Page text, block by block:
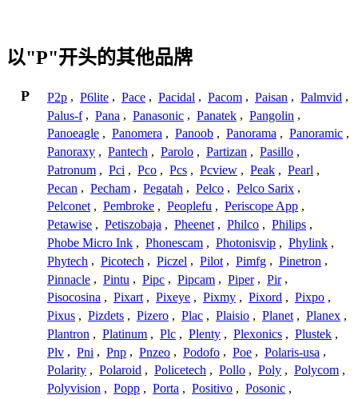
以"P"开头的其他品牌
P P2p , P6lite , Pace , Pacidal , Pacom , Paisan , Palmvid ,
Palus-f , Pana , Panasonic , Panatek , Pangolin ,
Panoeagle , Panomera , Panoob , Panorama , Panoramic ,
Panoraxy , Pantech , Parolo , Partizan , Pasillo ,
Patronum , Pci , Pco , Pcs , Pcview , Peak , Pearl ,
Pecan , Pecham , Pegatah , Pelco , Pelco Sarix ,
Pelconet , Pembroke , Peoplefu , Periscope App ,
Petawise , Petiszobaja , Pheenet , Philco , Philips ,
Phobe Micro Ink , Phonescam , Photonisvip , Phylink ,
Phytech , Picotech , Piczel , Pilot , Pimfg , Pinetron ,
Pinnacle , Pintu , Pipc , Pipcam , Piper , Pir ,
Pisocosina , Pixart , Pixeye , Pixmy , Pixord , Pixpo ,
Pixus , Pizdets , Pizero , Plac , Plaisio , Planet , Planex ,
Plantron , Platinum , Plc , Plenty , Plexonics , Plustek ,
Plv , Pni , Pnp , Pnzeo , Podofo , Poe , Polaris-usa ,
Polarity , Polaroid , Policetech , Pollo , Poly , Polycom ,
Polyvision , Popp , Porta , Positivo , Posonic ,